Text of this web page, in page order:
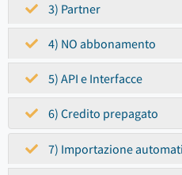
3) Partner
4) NO abbonamento
5) API e Interfacce
6) Credito prepagato
7) Importazione